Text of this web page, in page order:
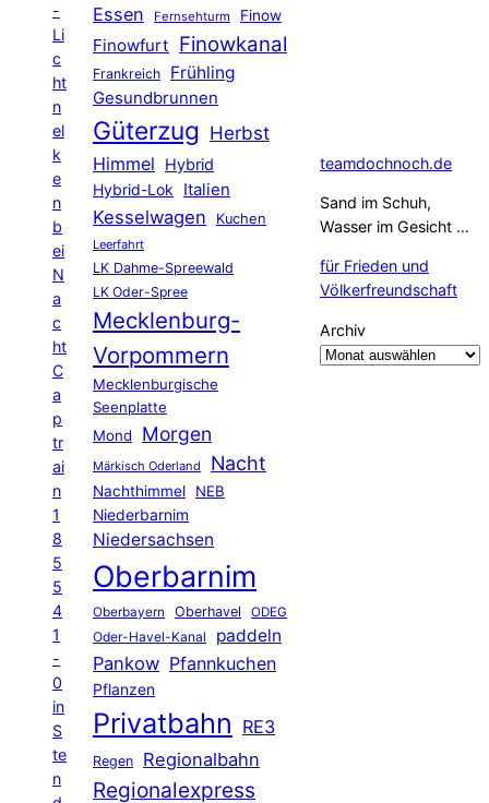
-
Li
c
ht
n
el
k
e
n
b
ei
N
a
c
ht
C
a
p
tr
ai
n
1
8
5
5
4
1
-
0
in
S
te
n
Essen Fernsehturm Finow
Finowfurt Finowkanal
Frankreich Frühling
Gesundbrunnen
Güterzug Herbst
Himmel
Hybrid
Hybrid-Lok Italien
Kesselwagen Kuchen
Leerfahrt
LK Dahme-Spreewald
LK Oder-Spree
Mecklenburg-
Vorpommern
Mecklenburgische
Seenplatte
Mond
Morgen
Märkisch Oderland Nacht
Nachthimmel
NEB
Niederbarnim
Niedersachsen
Oberbarnim
Oberbayern Oberhavel ODEG
Oder-Havel-Kanal paddeln
Pankow Pfannkuchen
Pflanzen
Privatbahn RE3
Regen Regionalbahn
Regionalexpress
teamdochnoch.de
Sand im Schuh,
Wasser im Gesicht …
für Frieden und
Völkerfreundschaft
Archiv